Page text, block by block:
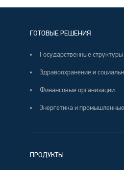
ГОТОВЫЕ РЕШЕНИЯ
Государственные структуры
Здравоохранение и
Финансовые организации
Энергетика и
ПРОДУКТЫ